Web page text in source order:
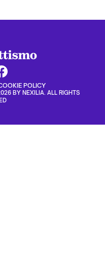
POLICY
BY NEXILIA. ALL RIGHTS